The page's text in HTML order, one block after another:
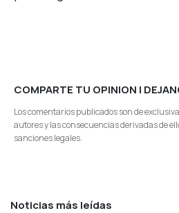
COMPARTE TU OPINION |
Los comentarios publicados son de
autores y las consecuencias derivadas de
sanciones legales.
Noticias más leídas